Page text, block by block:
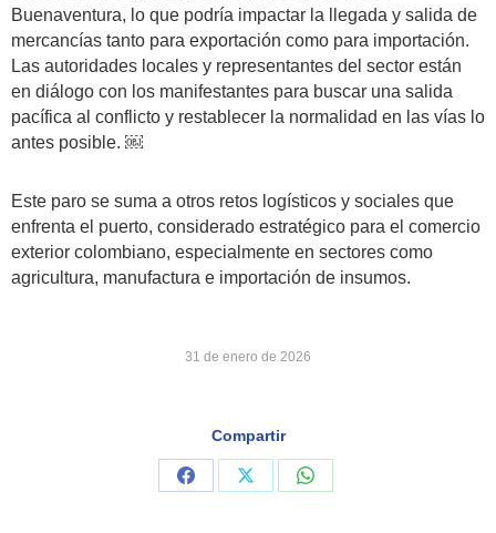
Buenaventura, lo que podría impactar la llegada y salida de
mercancías tanto para exportación como para importación.
Las autoridades locales y representantes del sector están
en diálogo con los manifestantes para buscar una salida
pacífica al conflicto y restablecer la normalidad en las vías lo
antes posible. ￼
Este paro se suma a otros retos logísticos y sociales que
enfrenta el puerto, considerado estratégico para el comercio
exterior colombiano, especialmente en sectores como
agricultura, manufactura e importación de insumos.
31 de enero de 2026
Compartir
Share
Share
Share